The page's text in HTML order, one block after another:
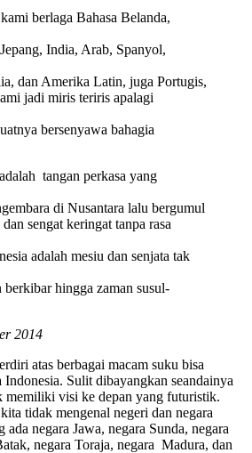
berlaga Bahasa Belanda,
India, Arab, Spanyol,
dan Amerika Latin, juga Portugis,
jadi miris teriris apalagi
bersenyawa bahagia
tangan perkasa yang
di Nusantara lalu bergumul
sengat keringat tanpa rasa
adalah mesiu dan senjata tak
berkibar hingga zaman susul-
2014
atas berbagai macam suku bisa
Indonesia. Sulit dibayangkan seandainya
memiliki visi ke depan yang futuristik.
tidak mengenal negeri dan negara
negara Jawa, negara Sunda, negara
negara Toraja, negara Madura, dan